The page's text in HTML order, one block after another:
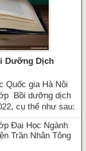
Dưỡng Dịch
Quốc gia Hà Nội
Bồi dưỡng dịch
cụ thể như sau:
Đại Học Ngành
Trần Nhân Tông